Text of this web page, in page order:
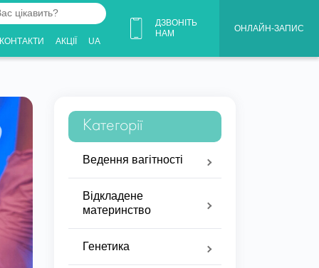
КОНТАКТИ АКЦІЇ UA
ДЗВОНІТЬ
НАМ
ОНЛАЙН-ЗАПИС
Категорії
Ведення вагітності
Відкладене
материнство
Генетика